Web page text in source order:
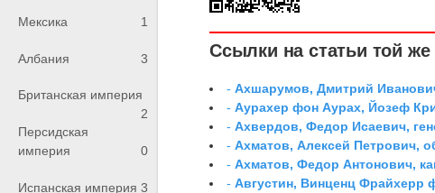
Мексика 1
Албания 3
Британская империя
2
Персидская
империя
0
Испанская империя 3
Ссылки на статьи той же
-Ахшарумов, Дмитрий
-Аурахер фон Аурах, Йозеф
-Ахвердов, Федор Исаевич,
-Ахматов, Алексей Петрович,
-Ахматов, Федор Антонович,
-Августин, Винценц Фрайхерр